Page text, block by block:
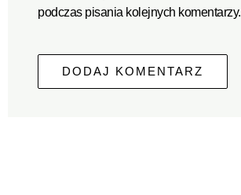
podczas pisania kolejnych komentarzy.